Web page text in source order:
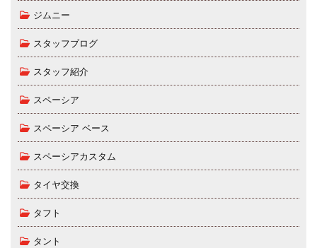
ジムニー
スタッフブログ
スタッフ紹介
スペーシア
スペーシア ベース
スペーシアカスタム
タイヤ交換
タフト
タント